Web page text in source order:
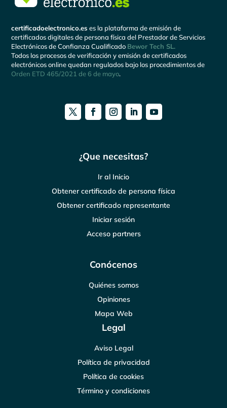
certificadoelectronico.es es la plataforma de emisión de
certificados digitales de persona física del Prestador de Servicios
Electrónicos de Confianza Cualificado Bewor Tech SL.
Todos los procesos de verificación y emisión de certificados
electrónicos online quedan regulados bajo los procedimientos de
Orden ETD 465/2021 de 6 de mayo.
¿Que necesitas?
Ir al Inicio
Obtener certificado de persona física
Obtener certificado representante
Iniciar sesión
Acceso partners
Conócenos
Quiénes somos
Opiniones
Mapa Web
Legal
Aviso Legal
Política de privacidad
Política de cookies
Término y condiciones